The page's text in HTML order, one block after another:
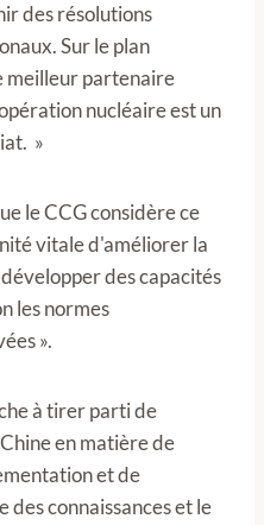
des résolutions
Sur le plan
meilleur partenaire
nucléaire est un
»
le CCG considère ce
vitale d'améliorer la
des capacités
les normes
».
à tirer parti de
en matière de
et de
des connaissances et le